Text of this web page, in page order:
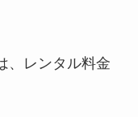
、レンタル料金